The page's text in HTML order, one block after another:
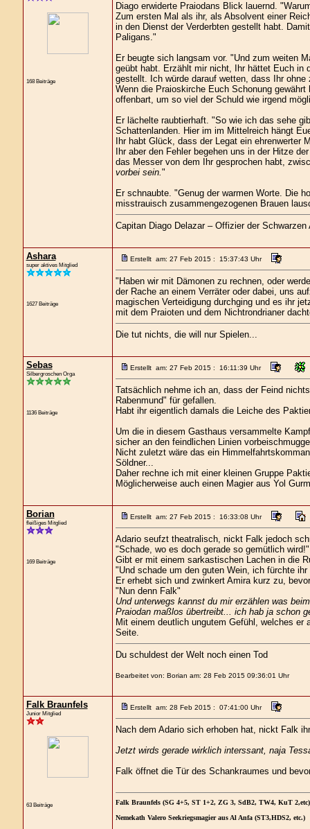
168 Beiträge
Diago erwiderte Praiodans Blick lauernd.
Zum ersten Mal als ihr, als Absolvent einer
in den Dienst der Verderbten gestellt habt.
Paligans."
Er beugte sich langsam vor. "Und zum weiten
geübt habt. Erzählt mir nicht, Ihr hättet Euch in
gestellt. Ich würde darauf wetten, dass Ihr
Wenn die Praioskirche Euch Schonung
offenbart, um so viel der Schuld wie irgend
Er lächelte raubtierhaft. "So wie ich das sehe
Schattenlanden. Hier im im Mittelreich hängt
Ihr habt Glück, dass der Legat ein
Ihr aber den Fehler begehen uns in der Hitze
das Messer von dem Ihr gesprochen habt,
vorbei sein."
Er schnaubte. "Genug der warmen Worte. Die
misstrauisch zusammengezogenen Brauen
Capitan Diago Delazar – Offizier der
Ashara
super aktives Mitglied
1627 Beiträge
Erstellt am: 27 Feb 2015 : 15:37:43 Uhr
"Haben wir mit Dämonen zu rechnen, oder
der Rache an einem Verräter oder dabei, uns
magischen Verteidigung durchging und es ihr
mit dem Praioten und dem Nichtrondrianer
Die tut nichts, die will nur Spielen...
Sebas
Silbergroschen Orga
1136 Beiträge
Erstellt am: 27 Feb 2015 : 16:11:39 Uhr
Tatsächlich nehme ich an, dass der Feind
Rabenmund" für gefallen.
Habt ihr eigentlich damals die Leiche des
Um die in diesem Gasthaus versammelte
sicher an den feindlichen Linien
Nicht zuletzt wäre das ein
Söldner...
Daher rechne ich mit einer kleinen Gruppe
Möglicherweise auch einen Magier aus Yol
Borian
fleißiges Mitglied
169 Beiträge
Erstellt am: 27 Feb 2015 : 16:33:08 Uhr
Adario seufzt theatralisch, nickt Falk jedoch
"Schade, wo es doch gerade so gemütlich wird!"
Gibt er mit einem sarkastischen Lachen in die
"Und schade um den guten Wein, ich fürchte
Er erhebt sich und zwinkert Amira kurz zu,
"Nun denn Falk"
Und unterwegs kannst du mir erzählen was
Praiodan maßlos übertreibt... ich hab ja schon
Mit einem deutlich ungutem Gefühl, welches er
Seite.
Du schuldest der Welt noch einen Tod
Bearbeitet von: Borian am: 28 Feb 2015 09:36:01 Uhr
Falk Braunfels
Junior Mitglied
63 Beiträge
Erstellt am: 28 Feb 2015 : 07:41:00 Uhr
Nach dem Adario sich erhoben hat, nickt Falk
Jetzt wirds gerade wirklich interssant, naja
Falk öffnet die Tür des Schankraumes und
Falk Braunfels (SG 4+5, ST 1+2, ZG 3, SdB2, TW4, KuT 2,etc)
Nemekath Valero Seekriegsmagier aus Al Anfa (ST3,HDS2, etc.)